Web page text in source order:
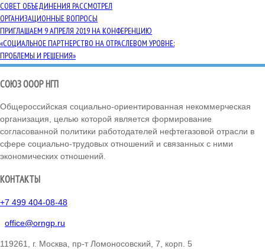
СОВЕТ ОБЪЕДИНЕНИЯ РАССМОТРЕЛ
ОРГАНИЗАЦИОННЫЕ ВОПРОСЫ
ПРИГЛАШАЕМ 9 АПРЕЛЯ 2019 НА КОНФЕРЕНЦИЮ
«СОЦИАЛЬНОЕ ПАРТНЕРСТВО НА ОТРАСЛЕВОМ УРОВНЕ:
ПРОБЛЕМЫ И РЕШЕНИЯ»
СОЮЗ ОООР НГП
Общероссийская социально-ориентированная некоммерческая
организация, целью которой является формирование
согласованной политики работодателей нефтегазовой отрасли в
сфере социально-трудовых отношений и связанных с ними
экономических отношений.
КОНТАКТЫ
+7 499 404-08-48
office@orngp.ru
119261, г. Москва, пр-т Ломоносовский, 7, корп. 5